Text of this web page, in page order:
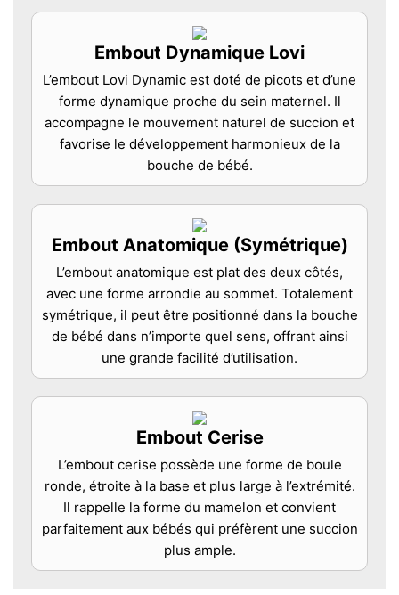
Embout Dynamique Lovi
L’embout Lovi Dynamic est doté de picots et d’une
forme dynamique proche du sein maternel. Il
accompagne le mouvement naturel de succion et
favorise le développement harmonieux de la
bouche de bébé.
Embout Anatomique (Symétrique)
L’embout anatomique est plat des deux côtés,
avec une forme arrondie au sommet. Totalement
symétrique, il peut être positionné dans la bouche
de bébé dans n’importe quel sens, offrant ainsi
une grande facilité d’utilisation.
Embout Cerise
L’embout cerise possède une forme de boule
ronde, étroite à la base et plus large à l’extrémité.
Il rappelle la forme du mamelon et convient
parfaitement aux bébés qui préfèrent une succion
plus ample.